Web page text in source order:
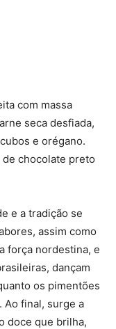
com massa
seca desfiada,
e orégano.
chocolate preto
e a tradição se
assim como
força nordestina, e
dançam
os pimentões
Ao final, surge a
doce que brilha,